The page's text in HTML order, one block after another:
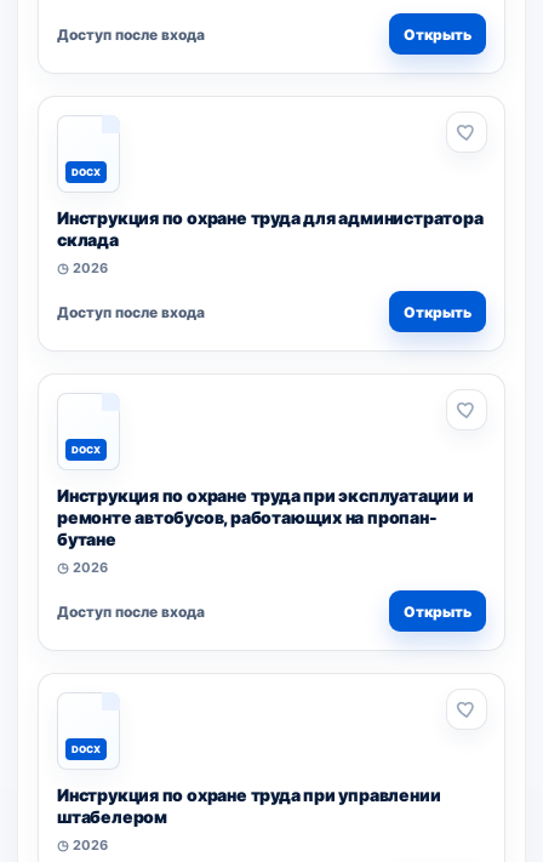
Доступ после входа Открыть
DOCX
Инструкция по охране труда для администратора
склада
◷ 2026
Доступ после входа Открыть
DOCX
Инструкция по охране труда при эксплуатации и
ремонте автобусов, работающих на пропан-
бутане
◷ 2026
Доступ после входа Открыть
DOCX
Инструкция по охране труда при управлении
штабелером
◷ 2026